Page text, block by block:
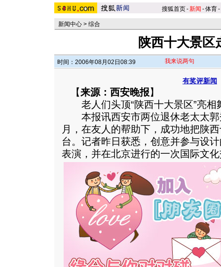
搜狐首页-新闻 -体育-
新闻中心 > 综合
陕西十大景区
时间：2006年08月02日08:39 我来说两句
有奖评新闻
【来源：西安晚报】
老人们头顶“陕西十大景区”亮相
本报讯西安市两位退休老太太郭
月，在友人的帮助下，成功地把陕
台。记者昨日获悉，创意并参与设
表演，并在北京进行的一次国际文